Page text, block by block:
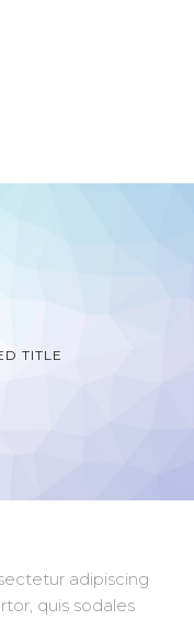
TITLE
adipiscing
quis sodales